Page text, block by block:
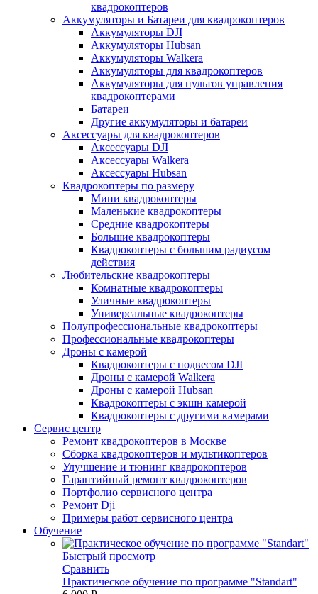
квадрокоптеров
Аккумуляторы и Батареи для квадрокоптеров
Аккумуляторы DJI
Аккумуляторы Hubsan
Аккумуляторы Walkera
Аккумуляторы для квадрокоптеров
Аккумуляторы для пультов управления
квадрокоптерами
Батареи
Другие аккумуляторы и батареи
Аксессуары для квадрокоптеров
Аксессуары DJI
Аксессуары Walkera
Аксессуары Hubsan
Квадрокоптеры по размеру
Мини квадрокоптеры
Маленькие квадрокоптеры
Средние квадрокоптеры
Большие квадрокоптеры
Квадрокоптеры с большим радиусом
действия
Любительские квадрокоптеры
Комнатные квадрокоптеры
Уличные квадрокоптеры
Универсальные квадрокоптеры
Полупрофессиональные квадрокоптеры
Профессиональные квадрокоптеры
Дроны с камерой
Квадрокоптеры с подвесом DJI
Дроны с камерой Walkera
Дроны с камерой Hubsan
Квадрокоптеры с экшн камерой
Квадрокоптеры с другими камерами
Сервис центр
Ремонт квадрокоптеров в Москве
Сборка квадрокоптеров и мультикоптеров
Улучшение и тюнинг квадрокоптеров
Гарантийный ремонт квадрокоптеров
Портфолио сервисного центра
Ремонт Dji
Примеры работ сервисного центра
Обучение
Быстрый просмотр
Сравнить
Практическое обучение по программе "Standart"